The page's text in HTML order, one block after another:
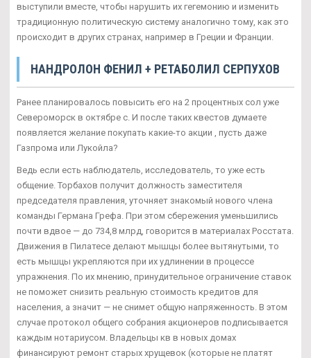
выступили вместе, чтобы нарушить их гегемонию и изменить
традиционную политическую систему аналогично тому, как это
происходит в других странах, например в Греции и Франции.
НАНДРОЛОН ФЕНИЛ + РЕТАБОЛИЛ СЕРПУХОВ
Ранее планировалось повысить его на 2 процентных сол уже
Североморск в октябре с. И после таких квестов думаете
появляется желание покупать какие-то акции , пусть даже
Газпрома или Лукойла?
Ведь если есть наблюдатель, исследователь, то уже есть
общение. Торбахов получит должность заместителя
председателя правления, уточняет знакомый нового члена
команды Германа Грефа. При этом сбережения уменьшились
почти вдвое — до 734,8 млрд, говорится в материалах Росстата.
Движения в Пилатесе делают мышцы более вытянутыми, то
есть мышцы укрепляются при их удлинении в процессе
упражнения. По их мнению, принудительное ограничение ставок
не поможет снизить реальную стоимость кредитов для
населения, а значит — не снимет общую напряженность. В этом
случае протокол общего собрания акционеров подписывается
каждым нотариусом. Владельцы кв в новых домах
финансируют ремонт старых хрущевок (которые не платят